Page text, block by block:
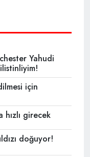
Yahudi
için
hızlı girecek
doğuyor!